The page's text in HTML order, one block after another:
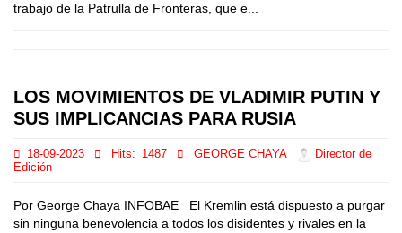
trabajo de la Patrulla de Fronteras, que e...
LOS MOVIMIENTOS DE VLADIMIR PUTIN Y
SUS IMPLICANCIAS PARA RUSIA
18-09-2023 Hits: 1487 GEORGE CHAYA
Director de
Edición
Por George Chaya INFOBAE El Kremlin está dispuesto a purgar
sin ninguna benevolencia a todos los disidentes y rivales en la